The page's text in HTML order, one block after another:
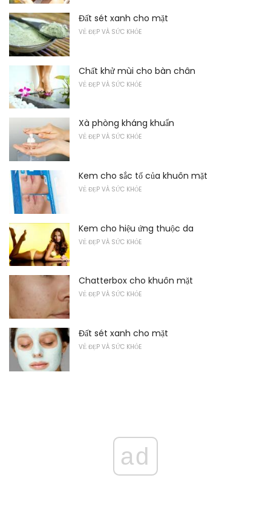
Đất sét xanh cho mặt
VẺ ĐẸP VÀ SỨC KHỎE
Chất khử mùi cho bàn chân
VẺ ĐẸP VÀ SỨC KHỎE
Xà phòng kháng khuẩn
VẺ ĐẸP VÀ SỨC KHỎE
Kem cho sắc tố của khuôn mặt
VẺ ĐẸP VÀ SỨC KHỎE
Kem cho hiệu ứng thuộc da
VẺ ĐẸP VÀ SỨC KHỎE
Chatterbox cho khuôn mặt
VẺ ĐẸP VÀ SỨC KHỎE
Đất sét xanh cho mặt
VẺ ĐẸP VÀ SỨC KHỎE
ad